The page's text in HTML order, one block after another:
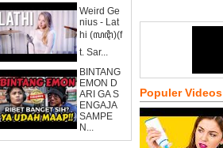
Weird Ge
nius - Lat
hi (ꦭꦛꦶ)(f
t. Sar...
BINTANG
EMON D
ARI GA S
ENGAJA
SAMPE
N...
Populer Videos